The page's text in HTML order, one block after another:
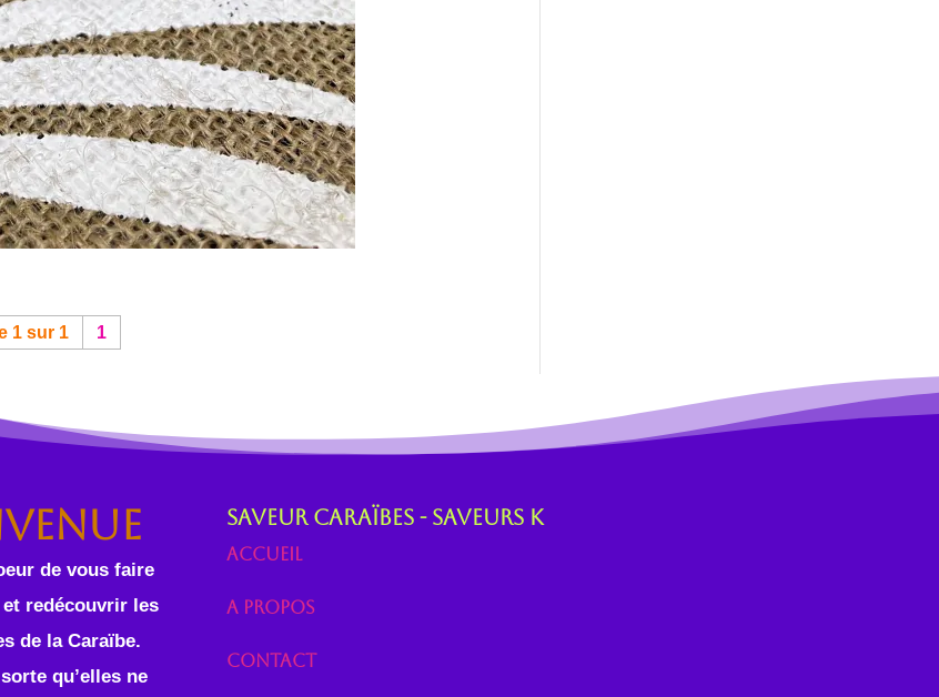
1 sur 1 1
de vous faire
redécouvrir les
de la Caraïbe.
qu’elles ne
Saveur Caraïbes - Saveurs K
Accueil
A propos
Contact